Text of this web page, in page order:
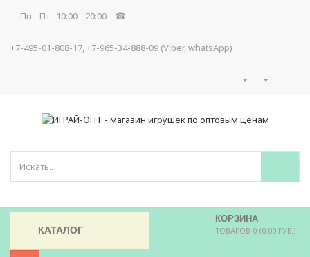
Пн - Пт 10:00 - 20:00 ☎
+7-495-01-808-17, +7-965-34-888-09 (Viber, whatsApp)
КОРЗИНА
ТОВАРОВ 0 (0.00 РУБ.)
КАТАЛОГ